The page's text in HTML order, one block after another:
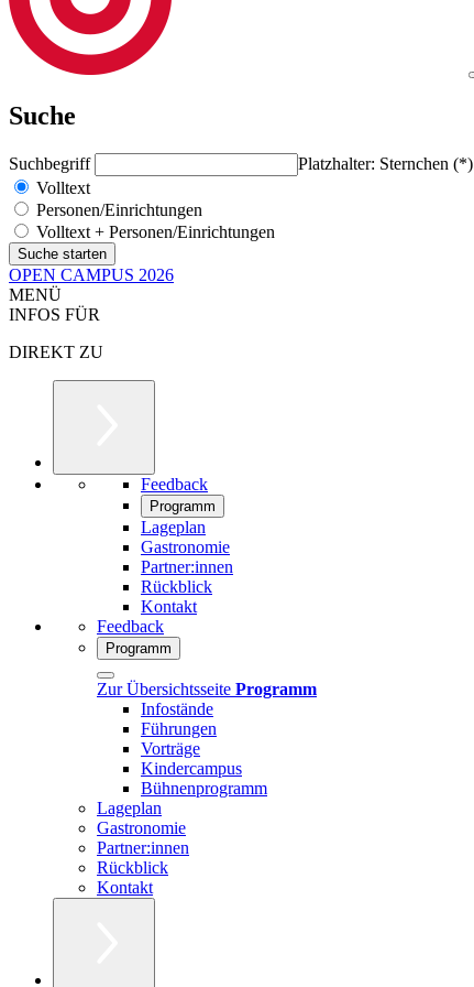
Suche
Suchbegriff
Platzhalter: Sternchen (*)
Volltext
Personen/Einrichtungen
Volltext + Personen/Einrichtungen
OPEN CAMPUS 2026
MENÜ
INFOS FÜR
DIREKT ZU
Feedback
Programm
Lageplan
Gastronomie
Partner:innen
Rückblick
Kontakt
Feedback
Programm
Zur Übersichtsseite Programm
Infostände
Führungen
Vorträge
Kindercampus
Bühnenprogramm
Lageplan
Gastronomie
Partner:innen
Rückblick
Kontakt